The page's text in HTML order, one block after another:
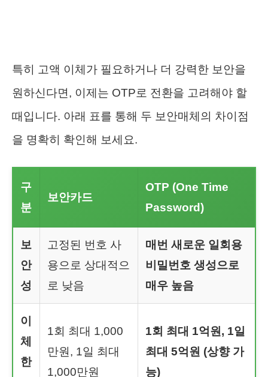
특히 고액 이체가 필요하거나 더 강력한 보안을
원하신다면, 이제는 OTP로 전환을 고려해야 할
때입니다. 아래 표를 통해 두 보안매체의 차이점
을 명확히 확인해 보세요.
구
분
보안카드
OTP (One Time
Password)
보
안
성
고정된 번호 사
용으로 상대적으
로 낮음
매번 새로운 일회용
비밀번호 생성으로
매우 높음
이
체
한
1회 최대 1,000
만원, 1일 최대
1,000만원
1회 최대 1억원, 1일
최대 5억원 (상향 가
능)